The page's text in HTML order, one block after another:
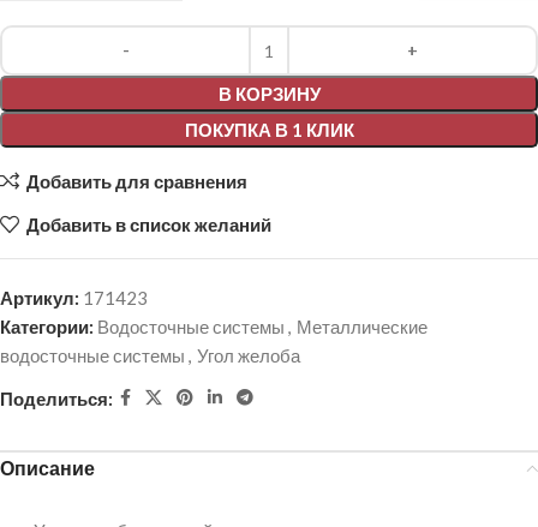
В КОРЗИНУ
ПОКУПКА В 1 КЛИК
Alternative:
Добавить для сравнения
Добавить в список желаний
Артикул: 171423
Категории: Водосточные системы , Металлические
водосточные системы , Угол желоба
Поделиться:
Описание